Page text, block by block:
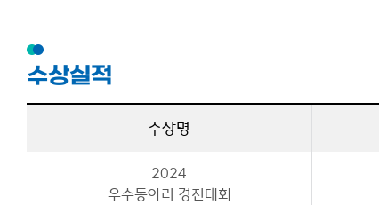
수상실적
수상명
2024
우수동아리 경진대회